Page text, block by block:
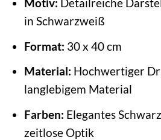
Motiv: Detailreiche
in Schwarzweiß
Format: 30 x 40 cm
Material: Hochwertiger
langlebigem Material
Farben: Elegantes
zeitlose Optik